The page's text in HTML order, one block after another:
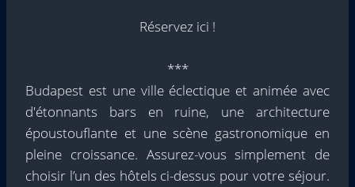
Réservez ici !
***
Budapest est une ville éclectique et animée avec
d'étonnants bars en ruine, une architecture
époustouflante et une scène gastronomique en
pleine croissance. Assurez-vous simplement de
choisir l’un des hôtels ci-dessus pour votre séjour.